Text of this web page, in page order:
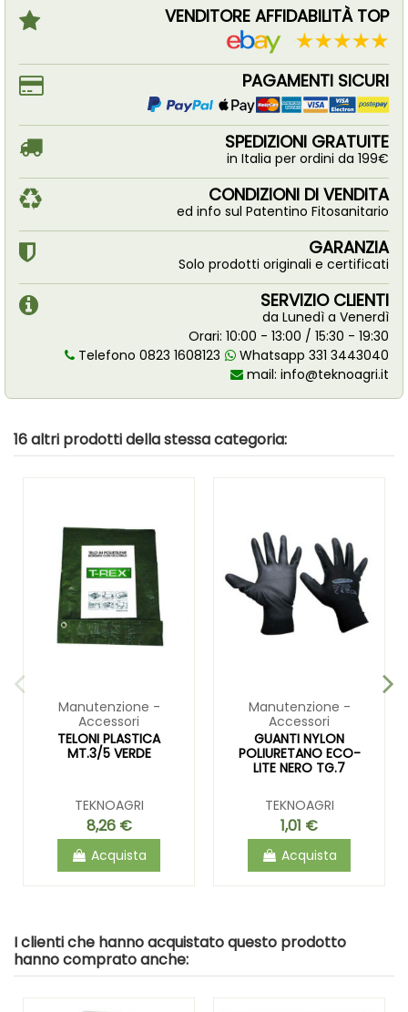
VENDITORE AFFIDABILITÀ TOP
PAGAMENTI SICURI
SPEDIZIONI GRATUITE
in Italia per ordini da 199€
CONDIZIONI DI VENDITA
ed info sul Patentino Fitosanitario
GARANZIA
Solo prodotti originali e certificati
SERVIZIO CLIENTI
da Lunedì a Venerdì
Orari: 10:00 - 13:00 / 15:30 - 19:30
Telefono 0823 1608123
Whatsapp 331 3443040
mail: info@teknoagri.it
16 altri prodotti della stessa categoria:
Manutenzione -
Accessori
TELONI PLASTICA
MT.3/5 VERDE
TEKNOAGRI
8,26 €
Acquista
Manutenzione -
Accessori
GUANTI NYLON
POLIURETANO ECO-
LITE NERO TG.7
TEKNOAGRI
1,01 €
Acquista
I clienti che hanno acquistato questo prodotto
hanno comprato anche: